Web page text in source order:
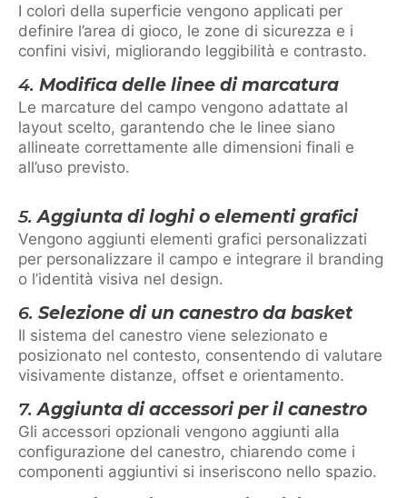
I colori della superficie vengono applicati per
definire l’area di gioco, le zone di sicurezza e i
confini visivi, migliorando leggibilità e contrasto.
4. Modifica delle linee di marcatura
Le marcature del campo vengono adattate al
layout scelto, garantendo che le linee siano
allineate correttamente alle dimensioni finali e
all’uso previsto.
5.Aggiunta di loghi o elementi grafici
Vengono aggiunti elementi grafici personalizzati
per personalizzare il campo e integrare il branding
o l’identità visiva nel design.
6. Selezione di un canestro da basket
Il sistema del canestro viene selezionato e
posizionato nel contesto, consentendo di valutare
visivamente distanze, offset e orientamento.
7.Aggiunta di accessori per il canestro
Gli accessori opzionali vengono aggiunti alla
configurazione del canestro, chiarendo come i
componenti aggiuntivi si inseriscono nello spazio.